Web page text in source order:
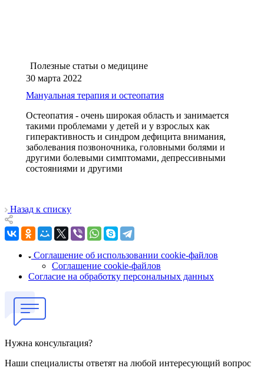
Полезные статьи о медицине
30 марта 2022
Мануальная терапия и остеопатия
Остеопатия - очень широкая область и занимается
такими проблемами у детей и у взрослых как
гиперактивность и синдром дефицита внимания,
заболевания позвоночника, головными болями и
другими болевыми симптомами, депрессивными
состояниями и другими
Назад к списку
Соглашение об использовании cookie-файлов
Соглашение cookie-файлов
Согласие на обработку персональных данных
Нужна консультация?
Наши специалисты ответят на любой интересующий вопрос